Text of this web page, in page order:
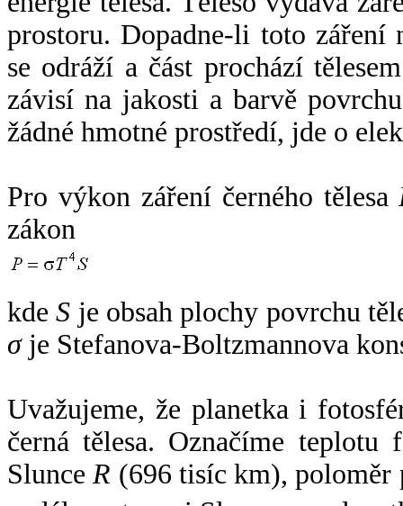
prostoru. Dopadne-li toto záření
se odráží a část prochází
závisí na jakosti a barvě
žádné hmotné prostředí, jde o
Pro výkon záření černého tělesa
zákon
kdeS je obsah plochy povrchu
σje Stefanova-Boltzmannova
Uvažujeme, že planetka i
černá tělesa. Označíme
SlunceR (696 tisíc km),